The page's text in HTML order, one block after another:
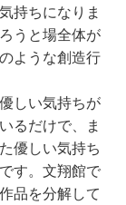
持ちになりま
うと場全体が
ような創造行
しい気持ちが
るだけで、ま
優しい気持ち
す。文翔館で
品を分解して